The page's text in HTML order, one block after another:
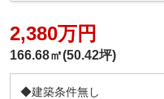
2,380万円
166.68㎡(50.42坪)
◆建築条件無し